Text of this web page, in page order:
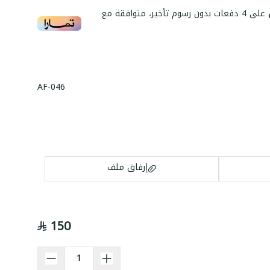
على4 دفعات بدون رسوم تأخير، متوافقة مع
AF-046
إرفاق ملف
150